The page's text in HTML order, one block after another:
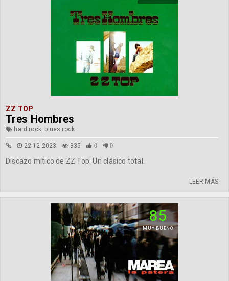
ZZ TOP
Tres Hombres
hard rock, blues rock
22-12-2023 335 0 0
Discazo mítico de ZZ Top. Un clásico total.
LEER MÁS
85
MUY BUENO